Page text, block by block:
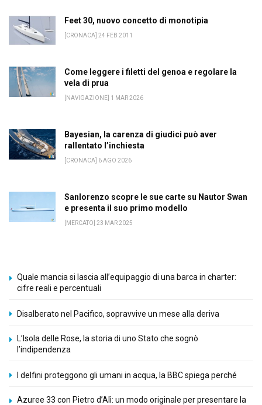
Feet 30, nuovo concetto di monotipia
[CRONACA] 24 FEB 2011
Come leggere i filetti del genoa e regolare la
vela di prua
[NAVIGAZIONE] 1 MAR 2026
Bayesian, la carenza di giudici può aver
rallentato l’inchiesta
[CRONACA] 6 AGO 2026
Sanlorenzo scopre le sue carte su Nautor Swan
e presenta il suo primo modello
[MERCATO] 23 MAR 2025
Quale mancia si lascia all’equipaggio di una barca in charter:
cifre reali e percentuali
Disalberato nel Pacifico, sopravvive un mese alla deriva
L’Isola delle Rose, la storia di uno Stato che sognò
l’indipendenza
I delfini proteggono gli umani in acqua, la BBC spiega perché
Azuree 33 con Pietro d’Alì: un modo originale per presentare la